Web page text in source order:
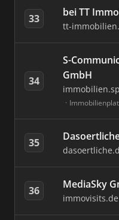
33 bei TT
tt-
34
S-
GmbH
35
36 MediaSky
immovisits.de